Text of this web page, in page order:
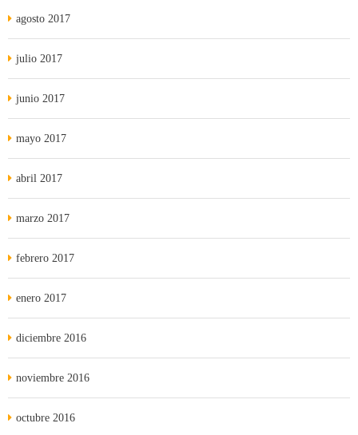
agosto 2017
julio 2017
junio 2017
mayo 2017
abril 2017
marzo 2017
febrero 2017
enero 2017
diciembre 2016
noviembre 2016
octubre 2016